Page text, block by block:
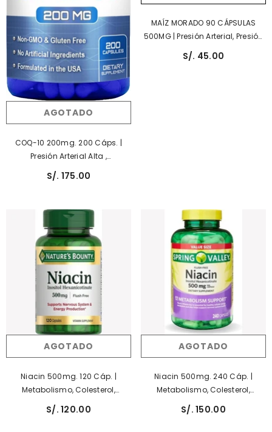
AGOTADO
COQ-10 200mg. 200 Cáps. |
Presión Arterial Alta ,
Rendimiento Físico,
Antioxidante.
S/. 175.00
MAÍZ MORADO 90 CÁPSULAS
500MG | Presión Arterial, Presión
Sanguínea, Colesterol, Sistema
Inmunológico.
S/. 45.00
AGOTADO
Niacin 500mg. 120 Cáp. |
Metabolismo, Colesterol,
Antioxidante, Piel.
S/. 120.00
AGOTADO
Niacin 500mg. 240 Cáp. |
Metabolismo, Colesterol,
Antioxidante, Piel.
S/. 150.00